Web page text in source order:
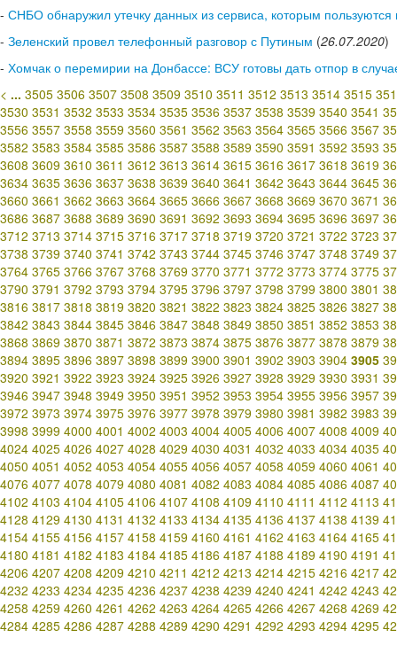
- СНБО обнаружил утечку данных из сервиса, которым пользуются
- Зеленский провел телефонный разговор с Путиным (26.07.2020)
- Хомчак о перемирии на Донбассе: ВСУ готовы дать отпор в
< ... 3505 3506 3507 3508 3509 3510 3511 3512 3513 3514 3515
3530 3531 3532 3533 3534 3535 3536 3537 3538 3539 3540 3541
3556 3557 3558 3559 3560 3561 3562 3563 3564 3565 3566 3567
3582 3583 3584 3585 3586 3587 3588 3589 3590 3591 3592 3593
3608 3609 3610 3611 3612 3613 3614 3615 3616 3617 3618 3619
3634 3635 3636 3637 3638 3639 3640 3641 3642 3643 3644 3645
3660 3661 3662 3663 3664 3665 3666 3667 3668 3669 3670 3671
3686 3687 3688 3689 3690 3691 3692 3693 3694 3695 3696 3697
3712 3713 3714 3715 3716 3717 3718 3719 3720 3721 3722 3723
3738 3739 3740 3741 3742 3743 3744 3745 3746 3747 3748 3749
3764 3765 3766 3767 3768 3769 3770 3771 3772 3773 3774 3775
3790 3791 3792 3793 3794 3795 3796 3797 3798 3799 3800 3801
3816 3817 3818 3819 3820 3821 3822 3823 3824 3825 3826 3827
3842 3843 3844 3845 3846 3847 3848 3849 3850 3851 3852 3853
3868 3869 3870 3871 3872 3873 3874 3875 3876 3877 3878 3879
3894 3895 3896 3897 3898 3899 3900 3901 3902 3903 3904 3905
3920 3921 3922 3923 3924 3925 3926 3927 3928 3929 3930 3931
3946 3947 3948 3949 3950 3951 3952 3953 3954 3955 3956 3957
3972 3973 3974 3975 3976 3977 3978 3979 3980 3981 3982 3983
3998 3999 4000 4001 4002 4003 4004 4005 4006 4007 4008 4009
4024 4025 4026 4027 4028 4029 4030 4031 4032 4033 4034 4035
4050 4051 4052 4053 4054 4055 4056 4057 4058 4059 4060 4061
4076 4077 4078 4079 4080 4081 4082 4083 4084 4085 4086 4087
4102 4103 4104 4105 4106 4107 4108 4109 4110 4111 4112 4113
4128 4129 4130 4131 4132 4133 4134 4135 4136 4137 4138 4139
4154 4155 4156 4157 4158 4159 4160 4161 4162 4163 4164 4165
4180 4181 4182 4183 4184 4185 4186 4187 4188 4189 4190 4191
4206 4207 4208 4209 4210 4211 4212 4213 4214 4215 4216 4217
4232 4233 4234 4235 4236 4237 4238 4239 4240 4241 4242 4243
4258 4259 4260 4261 4262 4263 4264 4265 4266 4267 4268 4269
4284 4285 4286 4287 4288 4289 4290 4291 4292 4293 4294 4295